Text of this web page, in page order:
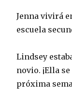
Jenna vivirá
escuela
Lindsey
novio. ¡Ella
próxima